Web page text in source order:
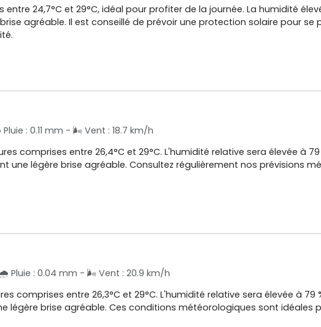
28.7°C
24,7°C et 29°C, idéal pour profiter de la journée. La humidité
agréable. Il est conseillé de prévoir une protection solaire pour se
: 0.11 mm - 🌬️ Vent : 18.7 km/h
comprises entre 26,4°C et 29°C. L'humidité relative sera élevée à
une légère brise agréable. Consultez régulièrement nos prévisions
🌧️ Pluie : 0.04 mm - 🌬️ Vent : 20.9 km/h
comprises entre 26,3°C et 29°C. L'humidité relative sera élevée à 79
légère brise agréable. Ces conditions météorologiques sont idéales